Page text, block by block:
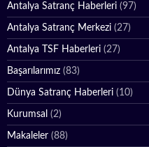
Antalya Satranç Haberleri (97)
Antalya Satranç Merkezi (27)
Antalya TSF Haberleri (27)
Başarılarımız (83)
Dünya Satranç Haberleri (10)
Kurumsal (2)
Makaleler (88)